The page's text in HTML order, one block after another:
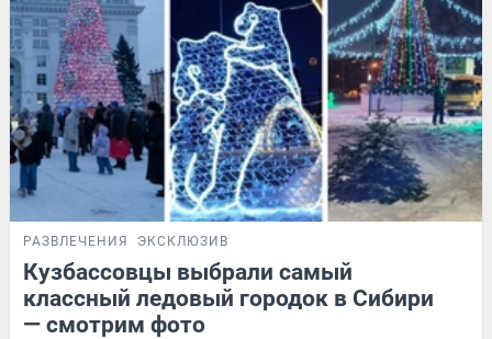
РАЗВЛЕЧЕНИЯ ЭКСКЛЮЗИВ
Кузбассовцы выбрали самый
классный ледовый городок в Сибири
— смотрим фото